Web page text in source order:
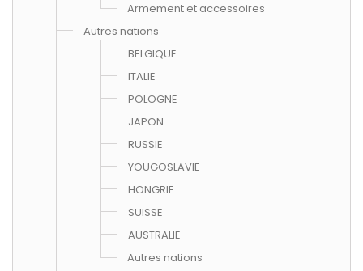
Armement et accessoires
Autres nations
BELGIQUE
ITALIE
POLOGNE
JAPON
RUSSIE
YOUGOSLAVIE
HONGRIE
SUISSE
AUSTRALIE
Autres nations